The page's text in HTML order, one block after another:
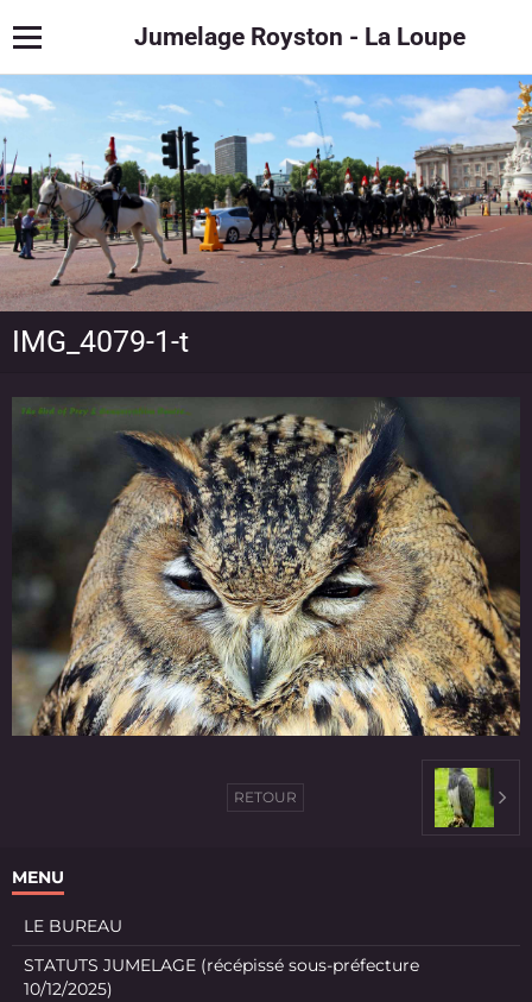
Jumelage Royston - La Loupe
IMG_4079-1-t
RETOUR
MENU
LE BUREAU
STATUTS JUMELAGE (récépissé sous-préfecture
10/12/2025)